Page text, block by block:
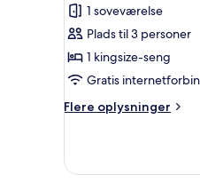
kingsize-
seng
-
ikke-
søudsigt
1 soveværelse
Plads til 3 personer
1 kingsize-seng
Gratis
Flere oplysninger
Flere
suite